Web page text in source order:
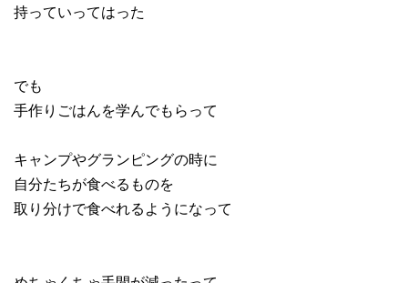
持っていってはった
でも
手作りごはんを学んでもらって
キャンプやグランピングの時に
自分たちが食べるものを
取り分けで食べれるようになって